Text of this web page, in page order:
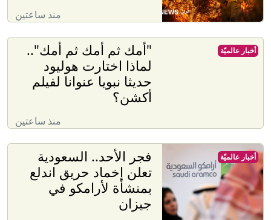
منذ ساعتين
"أمك ثم أمك ثم أمك"..
لماذا اختارت هوليود
حديثا نبويا عنوانا لفيلم
أكشن؟
منذ ساعتين
أخبار عالميّة
فجر الأحد.. السعودية
تعلن إخماد حريق اندلع
بمنشأة لأرامكو في
جيزان
أخبار عالميّة